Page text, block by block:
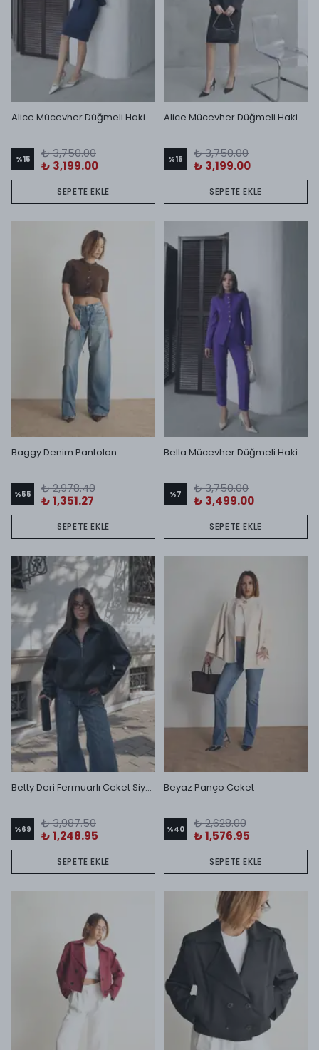
Alice Mücevher Düğmeli Hakim Yaka Ceket ve Midi Etek Takım Lacivert
%15
₺ 3,750.00
₺ 3,199.00
SEPETE EKLE
Alice Mücevher Düğmeli Hakim Yaka Ceket ve Midi Etek Takım Siyah
%15
₺ 3,750.00
₺ 3,199.00
SEPETE EKLE
Baggy Denim Pantolon
%55
₺ 2,978.40
₺ 1,351.27
SEPETE EKLE
Bella Mücevher Düğmeli Hakim Yaka Ceket ve Dar Paça Pantolon Takım Mor
%7
₺ 3,750.00
₺ 3,499.00
SEPETE EKLE
Betty Deri Fermuarlı Ceket Siyah
%69
₺ 3,987.50
₺ 1,248.95
SEPETE EKLE
Beyaz Panço Ceket
%40
₺ 2,628.00
₺ 1,576.95
SEPETE EKLE